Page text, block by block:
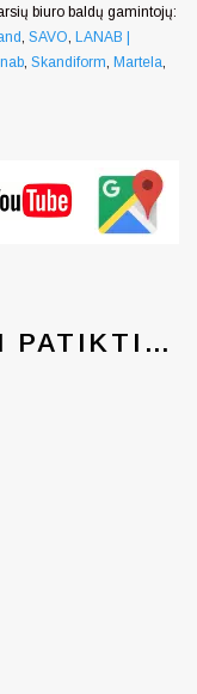
biuro baldų gamintojų:
, SAVO, LANAB |
, Skandiform, Martela,
PATIKTI…